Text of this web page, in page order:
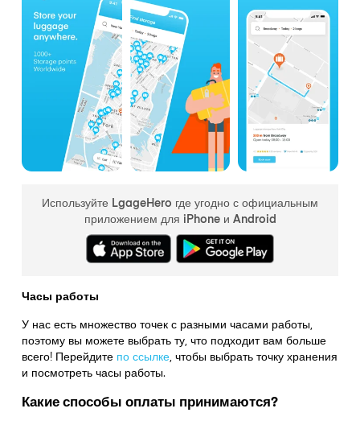
Используйте LgageHero где угодно с официальным
приложением для iPhone и Android
Часы работы
У нас есть множество точек с разными часами работы,
поэтому вы можете выбрать ту, что подходит вам больше
всего! Перейдите по ссылке, чтобы выбрать точку хранения
и посмотреть часы работы.
Какие способы оплаты принимаются?